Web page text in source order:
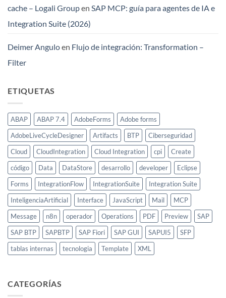
cache – Logali Groupen SAP MCP: guía para agentes de IA e
Integration Suite (2026)
Deimer Anguloen Flujo de integración: Transformation –
Filter
ETIQUETAS
ABAP ABAP 7.4 AdobeForms
Adobe forms
AdobeLiveCycleDesigner
Artifacts BTP
Ciberseguridad
Cloud
CloudIntegration Cloud Integration cpi
Create
código
Data DataStore desarrollo developer
Eclipse
Forms
IntegrationFlow IntegrationSuite
Integration Suite
InteligenciaArtificial
Interface JavaScript Mail
MCP
Message
n8n operador Operations PDF Preview
SAP
SAP BTP
SAPBTP SAP Fiori SAP GUI SAPUI5
SFP
tablas internas
tecnologia Template XML
CATEGORÍAS